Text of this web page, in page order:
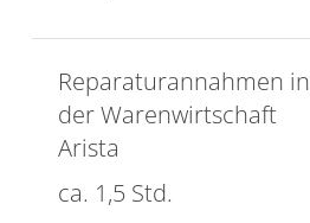
Reparaturannahmen in
der Warenwirtschaft
Arista
ca. 1,5 Std.